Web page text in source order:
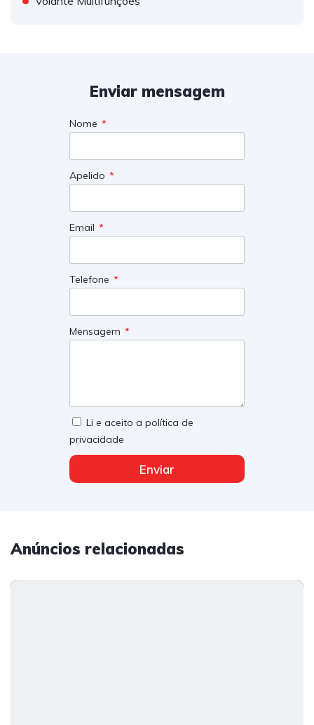
Enviar mensagem
Nome
Apelido
Email
Telefone
Mensagem
Li e aceito a política de
privacidade
Enviar
Anúncios relacionadas